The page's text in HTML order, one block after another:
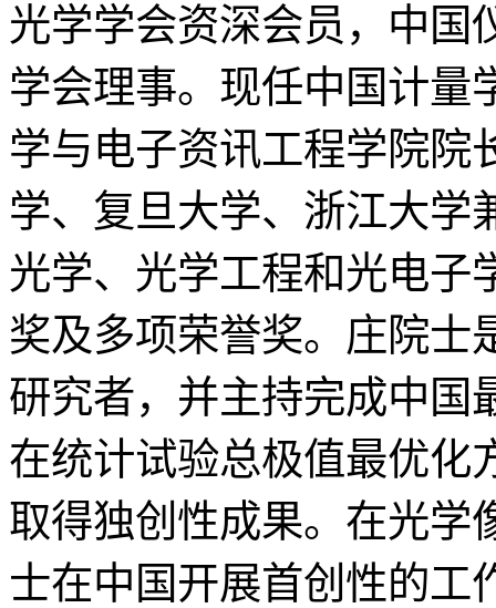
光学学会资深会员，中国
学会理事。现任中国计量
学与电子资讯工程学院院
学、复旦大学、浙江大学
光学、光学工程和光电子
奖及多项荣誉奖。庄院士
研究者，并主持完成中国
在统计试验总极值最优化
取得独创性成果。在光学
士在中国开展首创性的工